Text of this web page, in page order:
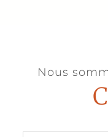
Nous